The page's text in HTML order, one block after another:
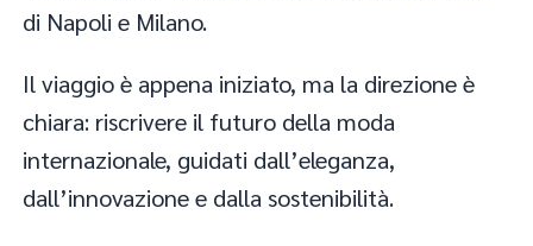
di Napoli e Milano.
Il viaggio è appena iniziato, ma la direzione è
chiara: riscrivere il futuro della moda
internazionale, guidati dall’eleganza,
dall’innovazione e dalla sostenibilità.